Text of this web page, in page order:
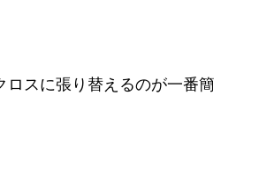
ロスに張り替えるのが一番簡